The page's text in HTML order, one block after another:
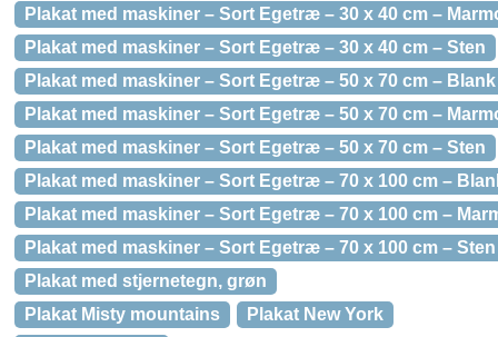
Plakat med maskiner – Sort Egetræ – 30 x 40 cm –
Plakat med maskiner – Sort Egetræ – 30 x 40 cm – Sten
Plakat med maskiner – Sort Egetræ – 50 x 70 cm – Blank
Plakat med maskiner – Sort Egetræ – 50 x 70 cm –
Plakat med maskiner – Sort Egetræ – 50 x 70 cm – Sten
Plakat med maskiner – Sort Egetræ – 70 x 100 cm –
Plakat med maskiner – Sort Egetræ – 70 x 100 cm –
Plakat med maskiner – Sort Egetræ – 70 x 100 cm – Sten
Plakat med stjernetegn, grøn
Plakat Misty mountains
Plakat New York